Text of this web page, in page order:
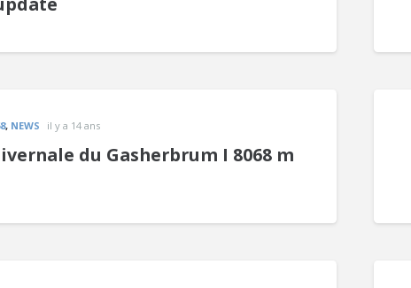
, NEWS il y a 14 ans
du Gasherbrum I 8068 m